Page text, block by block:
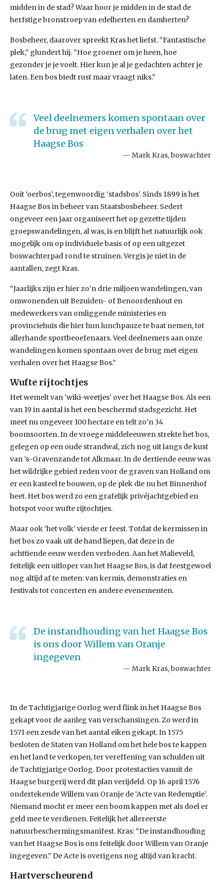
midden in de stad? Waar hoor je midden in de stad de
herfstige bronstroep van edelherten en damherten?
Bosbeheer, daarover spreekt Kras het liefst. “Fantastische
plek,” glundert hij. “Hoe groener om je heen, hoe
gezonder je je voelt. Hier kun je al je gedachten achter je
laten. Een bos biedt rust maar vraagt niks.”
Veel deelnemers komen spontaan over
de brug met eigen verhalen over het
Haagse Bos
Mark Kras, boswachter
Ooit ‘oerbos’, tegenwoordig ‘stadsbos’. Sinds 1899 is het
Haagse Bos in beheer van Staatsbosbeheer. Sedert
ongeveer een jaar organiseert het op gezette tijden
groepswandelingen, al was, is en blijft het natuurlijk ook
mogelijk om op individuele basis of op een uitgezet
boswachterpad rond te struinen. Vergis je niet in de
aantallen, zegt Kras.
“Jaarlijks zijn er hier zo’n drie miljoen wandelingen, van
omwonenden uit Bezuiden- of Benoordenhout en
medewerkers van omliggende ministeries en
provinciehuis die hier hun lunchpauze te baat nemen, tot
allerhande sportbeoefenaars. Veel deelnemers aan onze
wandelingen komen spontaan over de brug met eigen
verhalen over het Haagse Bos.”
Wufte rijtochtjes
Het wemelt van ‘wiki-weetjes’ over het Haagse Bos. Als een
van 19 in aantal is het een beschermd stadsgezicht. Het
meet nu ongeveer 100 hectare en telt zo’n 34
boomsoorten. In de vroege middeleeuwen strekte het bos,
gelegen op een oude strandwal, zich nog uit langs de kust
van ’s-Gravenzande tot Alkmaar. In de dertiende eeuw was
het wildrijke gebied reden voor de graven van Holland om
er een kasteel te bouwen, op de plek die nu het Binnenhof
heet. Het bos werd zo een grafelijk privéjachtgebied en
hotspot voor wufte rijtochtjes.
Maar ook ‘het volk’ vierde er feest. Totdat de kermissen in
het bos zo vaak uit de hand liepen, dat deze in de
achttiende eeuw werden verboden. Aan het Malieveld,
feitelijk een uitloper van het Haagse Bos, is dat feestgewoel
nog altijd af te meten: van kermis, demonstraties en
festivals tot concerten en andere evenementen.
De instandhouding van het Haagse Bos
is ons door Willem van Oranje
ingegeven
Mark Kras, boswachter
In de Tachtigjarige Oorlog werd flink in het Haagse Bos
gekapt voor de aanleg van verschansingen. Zo werd in
1571 een zesde van het aantal eiken gekapt. In 1575
besloten de Staten van Holland om het hele bos te kappen
en het land te verkopen, ter vereffening van schulden uit
de Tachtigjarige Oorlog. Door protestacties vanuit de
Haagse burgerij werd dit plan verijdeld. Op 16 april 1576
ondertekende Willem van Oranje de ‘Acte van Redemptie’.
Niemand mocht er meer een boom kappen met als doel er
geld mee te verdienen. Feitelijk het allereerste
natuurbeschermingsmanifest. Kras: “De instandhouding
van het Haagse Bos is ons feitelijk door Willem van Oranje
ingegeven.” De Acte is overigens nog altijd van kracht.
Hartverscheurend